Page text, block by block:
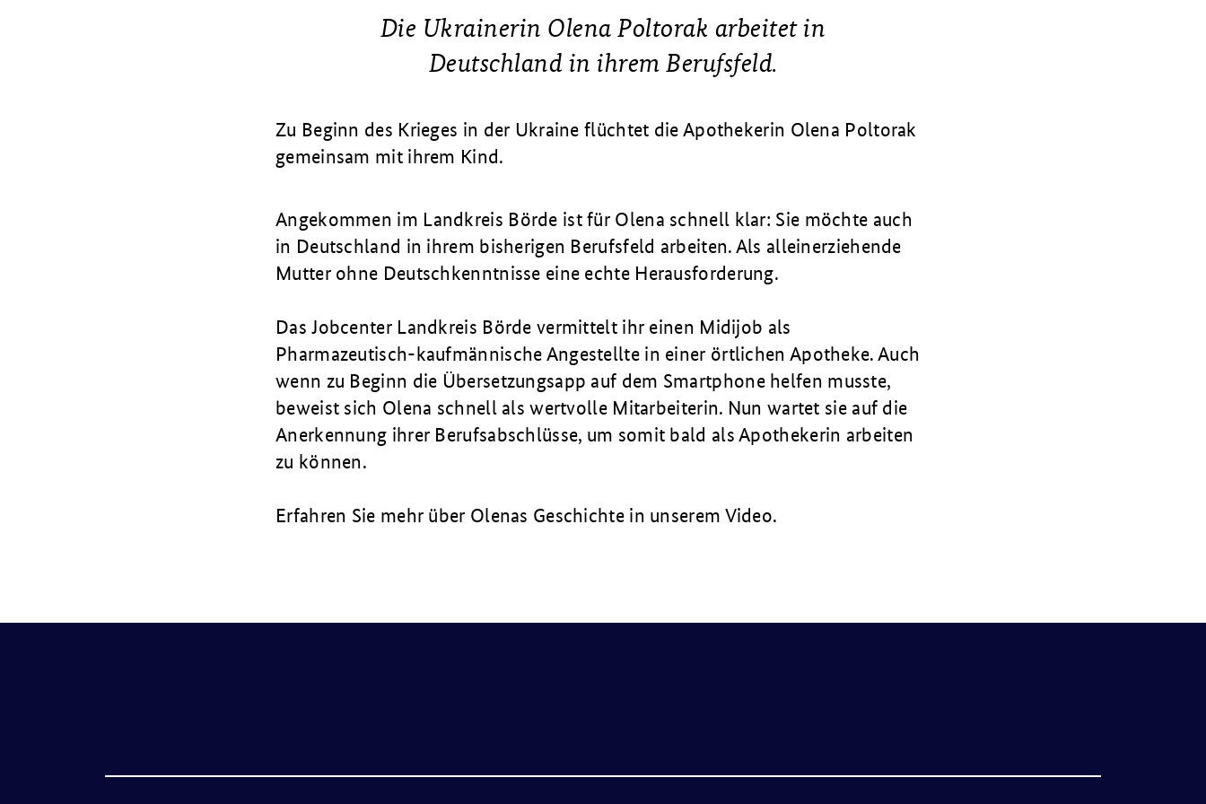
Die Ukrainerin Olena Poltorak arbeitet in
Deutschland in ihrem Berufsfeld.
Zu Beginn des Krieges in der Ukraine flüchtet die Apothekerin Olena Poltorak
gemeinsam mit ihrem Kind.
Angekommen im Landkreis Börde ist für Olena schnell klar: Sie möchte auch
in Deutschland in ihrem bisherigen Berufsfeld arbeiten. Als alleinerziehende
Mutter ohne Deutschkenntnisse eine echte Herausforderung.
Das Jobcenter Landkreis Börde vermittelt ihr einen Midijob als
Pharmazeutisch-kaufmännische Angestellte in einer örtlichen Apotheke. Auch
wenn zu Beginn die Übersetzungsapp auf dem Smartphone helfen musste,
beweist sich Olena schnell als wertvolle Mitarbeiterin. Nun wartet sie auf die
Anerkennung ihrer Berufsabschlüsse, um somit bald als Apothekerin arbeiten
zu können.
Erfahren Sie mehr über Olenas Geschichte in unserem Video.